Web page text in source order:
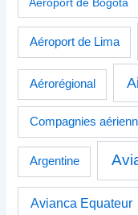
Aéroport de Lima
Aérorégional
Compagnies
Argentine
Avianca Equateur